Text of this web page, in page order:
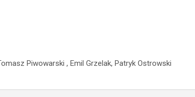
Piwowarski , Emil Grzelak, Patryk Ostrowski